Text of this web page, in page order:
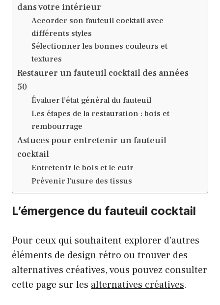
dans votre intérieur
Accorder son fauteuil cocktail avec
différents styles
Sélectionner les bonnes couleurs et
textures
Restaurer un fauteuil cocktail des années
50
Évaluer l’état général du fauteuil
Les étapes de la restauration : bois et
rembourrage
Astuces pour entretenir un fauteuil
cocktail
Entretenir le bois et le cuir
Prévenir l’usure des tissus
L’émergence du fauteuil cocktail
Pour ceux qui souhaitent explorer d’autres
éléments de design rétro ou trouver des
alternatives créatives, vous pouvez consulter
cette page sur les alternatives créatives.